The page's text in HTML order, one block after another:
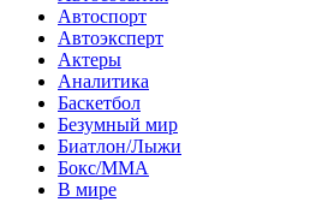
Автоспорт
Автоэксперт
Актеры
Аналитика
Баскетбол
Безумный мир
Биатлон/Лыжи
Бокс/MMA
В мире